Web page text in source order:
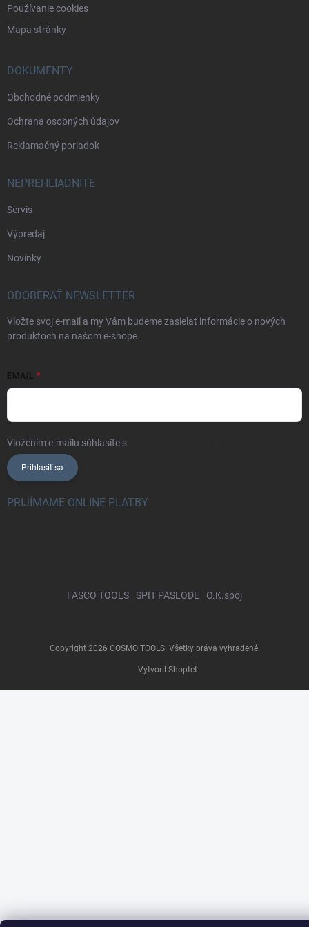
Používanie cookies
Mapa stránky
DOKUMENTY
Obchodné podmienky
Ochrana osobných údajov
Reklamačný poriadok
NEPREHLIADNITE
Servis
Výpredaj
Novinky
ODOBERAŤ NEWSLETTER
Vložte svoj e-mail a my Vám budeme zasielať informácie o nových
produktoch na našom e-shope.
EMAIL
Vložením e-mailu súhlasíte s
Prihlásiť sa
PRIJÍMAME ONLINE PLATBY
FASCO TOOLS SPIT PASLODE O.K.spoj
Vytvoril Shoptet
Copyright 2026 COSMO TOOLS. Všetky práva vyhradené.